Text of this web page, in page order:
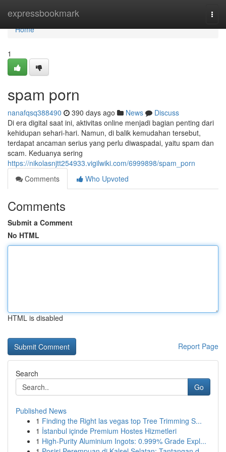
expressbookmark
Home
Home
1
spam porn
nanafqsq388490 390 days ago News
Discuss
Di era digital saat ini, aktivitas online menjadi bagian penting dari
kehidupan sehari-hari. Namun, di balik kemudahan tersebut,
terdapat ancaman serius yang perlu diwaspadai, yaitu spam dan
scam. Keduanya sering
https://nikolasnjtt254933.vigilwiki.com/6999898/spam_porn
Comments
Who Upvoted
Comments
Submit a Comment
No HTML
HTML is disabled
Report Page
Search
Go
Published News
1 Finding the Right las vegas top Tree Trimming S...
1 İstanbul içinde Premium Hostes Hizmetleri
1 High-Purity Aluminium Ingots: 0.999% Grade Expl...